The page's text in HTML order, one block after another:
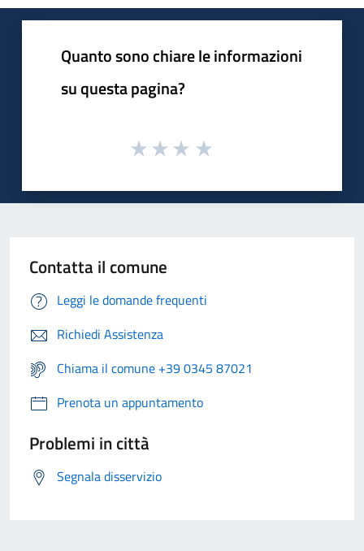
Quanto sono chiare le informazioni
su questa pagina?
Contatta il comune
Leggi le domande frequenti
Richiedi Assistenza
Chiama il comune +39 0345 87021
Prenota un appuntamento
Problemi in città
Segnala disservizio